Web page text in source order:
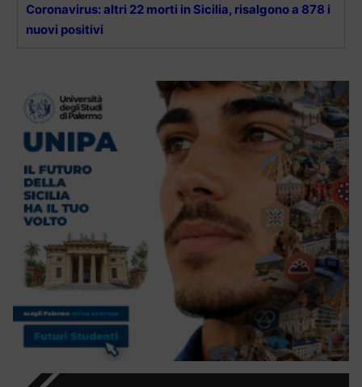
Coronavirus: altri 22 morti in Sicilia, risalgono a 878 i
nuovi positivi